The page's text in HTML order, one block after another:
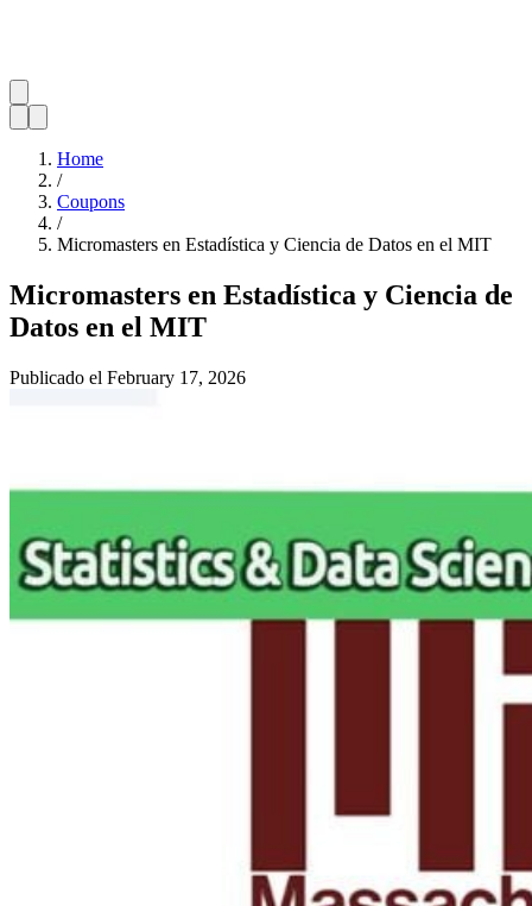
Home
/
Coupons
/
Micromasters en Estadística y Ciencia de Datos en el MIT
Micromasters en Estadística y Ciencia de
Datos en el MIT
Publicado el February 17, 2026